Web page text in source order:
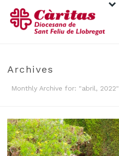
Archives
Monthly Archive for: "abril, 2022"